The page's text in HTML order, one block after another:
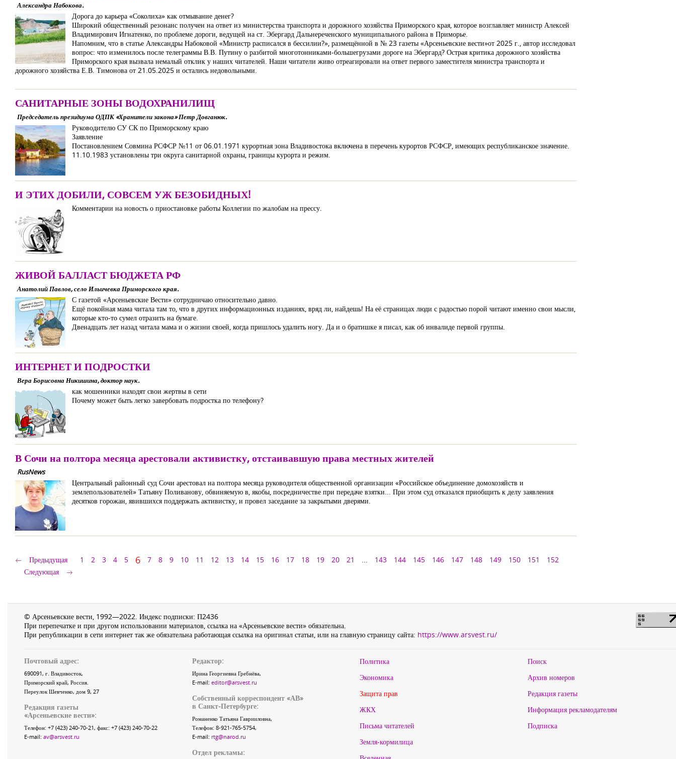
Александра Набокова.
Дорога до карьера «Соколиха» как отмывание денег?
Широкий общественный резонанс получен на ответ из министерства транспорта и дорожного хозяйства Приморского края, которое возглавляет министр Алексей
Владимирович Игнатенко, по проблеме дороги, ведущей на ст. Эбергард Дальнереченского муниципального района в Приморье.
Напомним, что в статье Александры Набоковой «Министр расписался в бессилии?», размещённой в № 23 газеты «Арсеньевские вести»от 2025 г., автор исследовал
вопрос: что изменилось после телеграммы В.В. Путину о разбитой многотонниками-большегрузами дороге на Эбергард? Острая критика дорожного хозяйства
Приморского края вызвала немалый отклик у наших читателей. Наши читатели живо отреагировали на ответ первого заместителя министра транспорта и
дорожного хозяйства Е.В. Тимонова от 21.05.2025 и остались недовольными.
САНИТАРНЫЕ ЗОНЫ ВОДОХРАНИЛИЩ
Председатель президиума ОДПК «Хранители закона» Петр Довганюк.
Руководителю СУ СК по Приморскому краю
Заявление
Постановлением Совмина РСФСР №11 от 06.01.1971 курортная зона Владивостока включена в перечень курортов РСФСР, имеющих республиканское значение.
11.10.1983 установлены три округа санитарной охраны, границы курорта и режим.
И ЭТИХ ДОБИЛИ, СОВСЕМ УЖ БЕЗОБИДНЫХ!
Комментарии на новость о приостановке работы Коллегии по жалобам на прессу.
ЖИВОЙ БАЛЛАСТ БЮДЖЕТА РФ
Анатолий Павлов, село Ильичевка Приморского края.
С газетой «Арсеньевские Вести» сотрудничаю относительно давно.
Ещё покойная мама читала там то, что в других информационных изданиях, вряд ли, найдешь! На её страницах люди с радостью порой читают именно свои мысли,
которые кто-то сумел отразить на бумаге.
Двенадцать лет назад читала мама и о жизни своей, когда пришлось удалить ногу. Да и о братишке я писал, как об инвалиде первой группы.
ИНТЕРНЕТ И ПОДРОСТКИ
Вера Борисовна Никишина, доктор наук.
как мошенники находят свои жертвы в сети
Почему может быть легко завербовать подростка по телефону?
В Сочи на полтора месяца арестовали активистку, отстаивавшую права местных жителей
RusNews
Центральный районный суд Сочи арестовал на полтора месяца руководителя общественной организации «Российское объединение домохозяйств и
землепользователей» Татьяну Поливанову, обвиняемую в, якобы, посредничестве при передаче взятки... При этом суд отказался приобщить к делу заявления
десятков горожан, явившихся поддержать активистку, и провел заседание за закрытыми дверями.
Предыдущая 1 2 3 4 5 6 7 8 9 10 11 12 13 14 15 16 17 18 19 20 21 ... 143 144 145 146 147 148 149 150 151
152
Следующая
© Арсеньевские вести, 1992—2022. Индекс подписки: П2436
При перепечатке и при другом использовании материалов, ссылка на «Арсеньевские вести» обязательна.
При републикации в сети интернет так же обязательна работающая ссылка на оригинал статьи, или на главную страницу сайта: https://www.arsvest.ru/
Почтовый адрес:
690091, г. Владивосток,
Приморский край, Россия.
Переулок Шевченко, дом 9, 27
Редакция газеты
«Арсеньевские вести»:
Телефон: +7 (423) 240-70-21, факс: +7 (423) 240-70-22
E-mail: av@arsvest.ru
Редактор:
Ирина Георгиевна Гребнёва,
E-mail: editor@arsvest.ru
Собственный корреспондент «АВ»
в Санкт-Петербурге:
Романенко Татьяна Гаврииловна,
Телефон: 8-921-765-5754,
E-mail: rtg@narod.ru
Отдел рекламы:
Политика
Экономика
Защита прав
ЖКХ
Письма читателей
Земля-кормилица
Поиск
Архив номеров
Редакция газеты
Информация рекламодателям
Подписка